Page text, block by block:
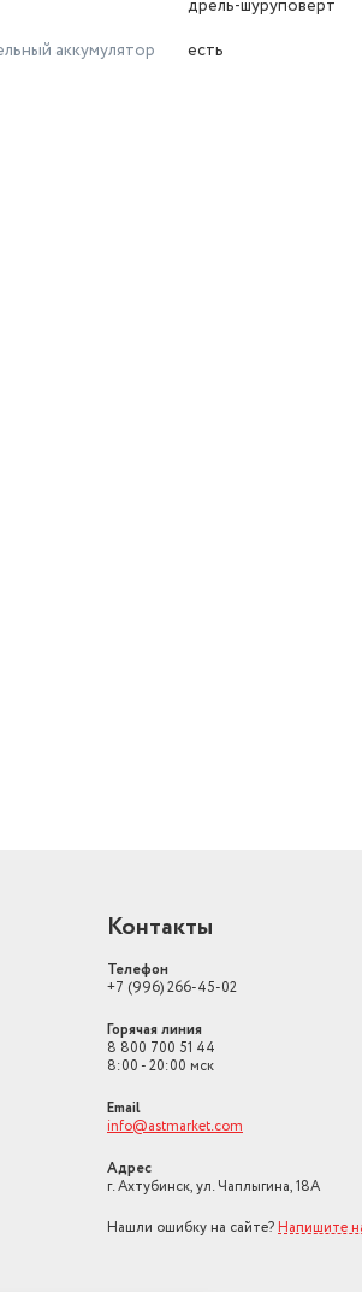
дрель-шуруповерт
аккумулятор
есть
Контакты
Телефон
+7 (996) 266-45-02
Горячая линия
8 800 700 51 44
8:00 - 20:00 мск
Email
info@astmarket.com
Адрес
г. Ахтубинск, ул. Чаплыгина, 18А
Нашли ошибку на сайте? Напишите